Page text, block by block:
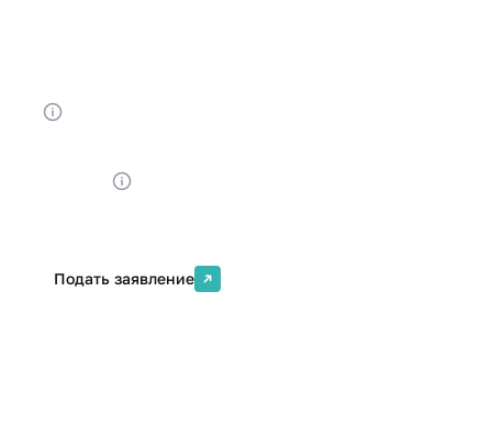
Подать заявление